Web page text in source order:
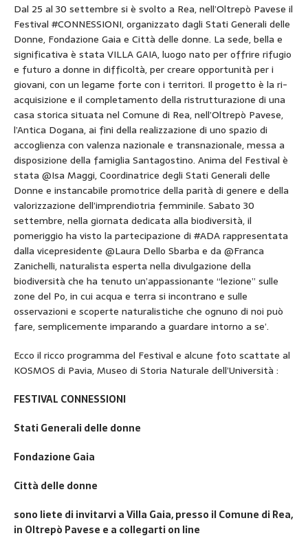
Dal 25 al 30 settembre si è svolto a Rea, nell’Oltrepò Pavese il
Festival #CONNESSIONI, organizzato dagli Stati Generali delle
Donne, Fondazione Gaia e Città delle donne. La sede, bella e
significativa è stata VILLA GAIA, luogo nato per offrire rifugio
e futuro a donne in difficoltà, per creare opportunità per i
giovani, con un legame forte con i territori. Il progetto è la ri-
acquisizione e il completamento della ristrutturazione di una
casa storica situata nel Comune di Rea, nell’Oltrepò Pavese,
l’Antica Dogana, ai fini della realizzazione di uno spazio di
accoglienza con valenza nazionale e transnazionale, messa a
disposizione della famiglia Santagostino. Anima del Festival è
stata @Isa Maggi, Coordinatrice degli Stati Generali delle
Donne e instancabile promotrice della parità di genere e della
valorizzazione dell’imprendiotria femminile. Sabato 30
settembre, nella giornata dedicata alla biodiversità, il
pomeriggio ha visto la partecipazione di #ADA rappresentata
dalla vicepresidente @Laura Dello Sbarba e da @Franca
Zanichelli, naturalista esperta nella divulgazione della
biodiversità che ha tenuto un’appassionante “lezione” sulle
zone del Po, in cui acqua e terra si incontrano e sulle
osservazioni e scoperte naturalistiche che ognuno di noi può
fare, semplicemente imparando a guardare intorno a se’.
Ecco il ricco programma del Festival e alcune foto scattate al
KOSMOS di Pavia, Museo di Storia Naturale dell’Università :
FESTIVAL CONNESSIONI
Stati Generali delle donne
Fondazione Gaia
Città delle donne
sono liete di invitarvi a Villa Gaia, presso il Comune di Rea,
in Oltrepò Pavese e a collegarti on line